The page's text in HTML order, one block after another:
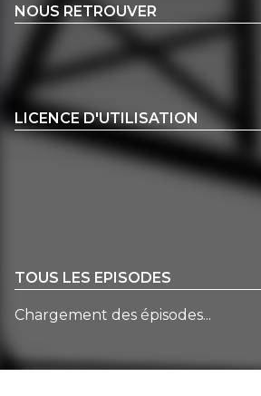
NOUS RETROUVER
LICENCE D'UTILISATION
TOUS LES EPISODES
Chargement des épisodes...